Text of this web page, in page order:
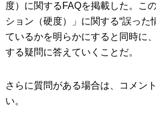
度）に関するFAQを掲載した。こ
ション（硬度）」に関する“誤った
ているかを明らかにすると同時に
する疑問に答えていくことだ。
さらに質問がある場合は、コメン
い。